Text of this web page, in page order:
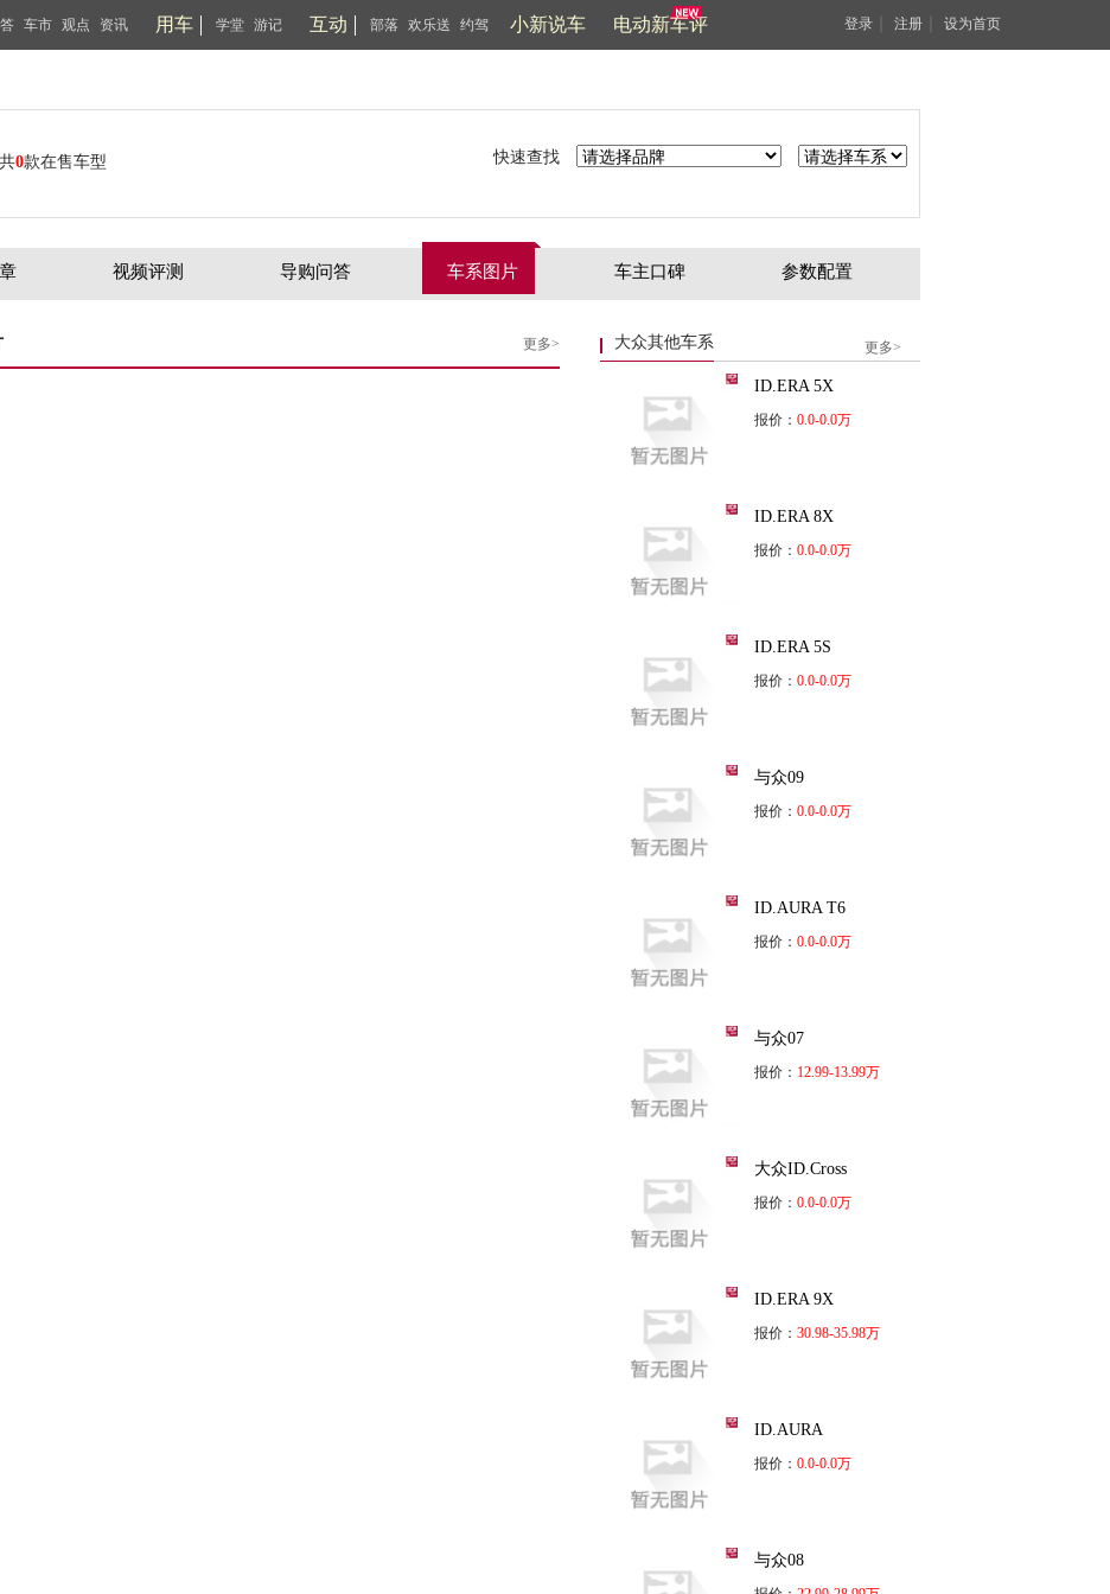
车市 观点 资讯 用车 学堂 游记 互动 部落 欢乐送 约驾 小新说车 电动新车评 登录 注册 设为首页
共0款在售车型 快速查找
视频评测 导购问答 车系图片 车主口碑 参数配置
更多> 大众其他车系 更多>
ID.ERA 5X
报价： 0.0-0.0万
ID.ERA 8X
报价： 0.0-0.0万
ID.ERA 5S
报价： 0.0-0.0万
与众09
报价： 0.0-0.0万
ID.AURA T6
报价： 0.0-0.0万
与众07
报价： 12.99-13.99万
大众ID.Cross
报价： 0.0-0.0万
ID.ERA 9X
报价： 30.98-35.98万
ID.AURA
报价： 0.0-0.0万
与众08